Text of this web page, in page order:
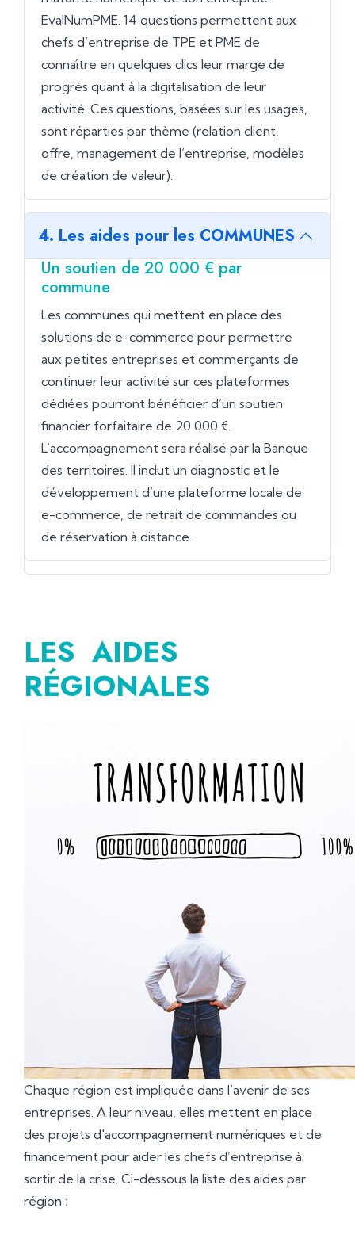
EvalNumPME. 14 questions permettent aux
chefs d’entreprise de TPE et PME de
connaître en quelques clics leur marge de
progrès quant à la digitalisation de leur
activité. Ces questions, basées sur les usages,
sont réparties par thème (relation client,
offre, management de l’entreprise, modèles
de création de valeur).
4. Les aides pour les COMMUNES
Un soutien de 20 000 € par
commune
Les communes qui mettent en place des
solutions de e-commerce pour permettre
aux petites entreprises et commerçants de
continuer leur activité sur ces plateformes
dédiées pourront bénéficier d’un soutien
financier forfaitaire de 20 000 €.
L’accompagnement sera réalisé par la Banque
des territoires. Il inclut un diagnostic et le
développement d’une plateforme locale de
e-commerce, de retrait de commandes ou
de réservation à distance.
LES AIDES
RÉGIONALES
Chaque région est impliquée dans l’avenir de ses
entreprises. A leur niveau, elles mettent en place
des projets d'accompagnement numériques et de
financement pour aider les chefs d’entreprise à
sortir de la crise. Ci-dessous la liste des aides par
région :